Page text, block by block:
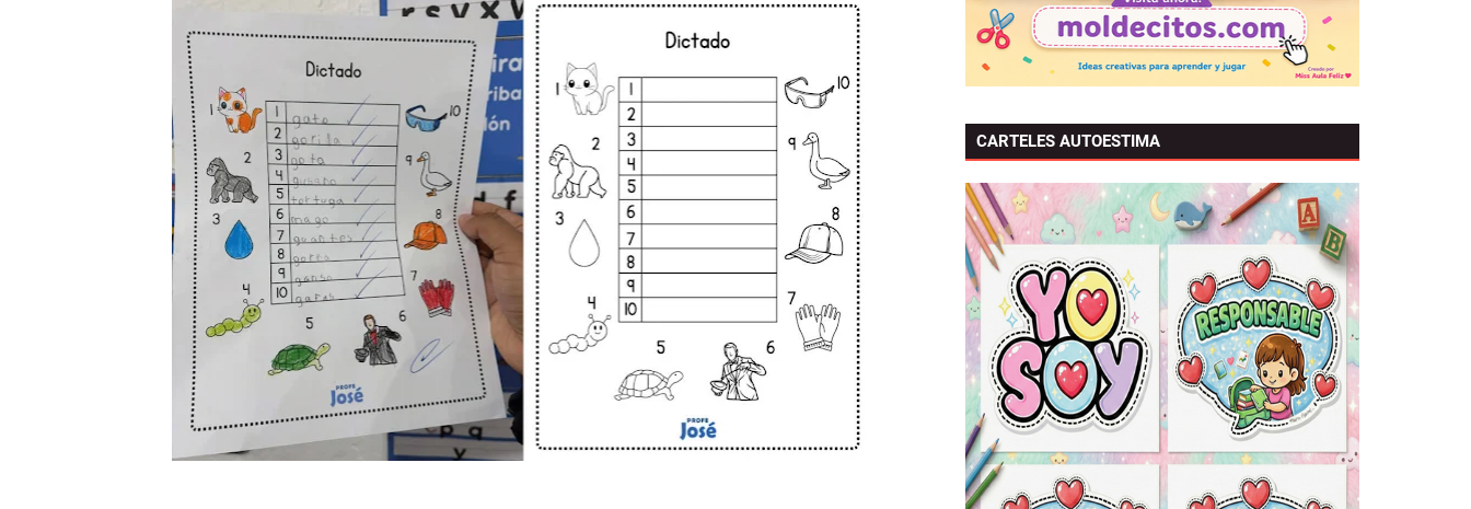
CARTELES AUTOESTIMA